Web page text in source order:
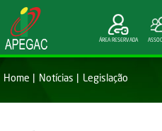
ÁREA RESERVADA
Home Notícias Legislação